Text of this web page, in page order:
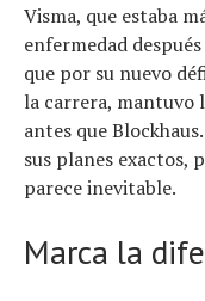
Visma, que estaba
enfermedad
que por su nuevo
la carrera, mantuvo
antes que
sus planes exactos,
parece inevitable.
Marca la